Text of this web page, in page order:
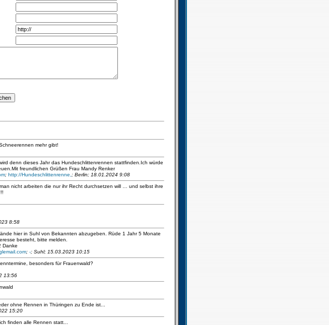
mehr gibt!
denn dieses Jahr das Hundeschlittenrennen stattfinden.Ich würde
freundlichen Grüßen Frau Mandy Renker
; http://Hundeschlittenrenne, ; Berlin; 18.01.2024 9:08
nicht arbeiten die nur ihr Recht durchsetzen will … und selbst ihre
8:58
hier in Suhl von Bekannten abzugeben. Rüde 1 Jahr 5 Monate
besteht, bitte melden.
Danke
; -; Suhl; 15.03.2023 10:15
besonders für Frauenwald?
13:56
ohne Rennen in Thüringen zu Ende ist...
15:20
finden alle Rennen statt...